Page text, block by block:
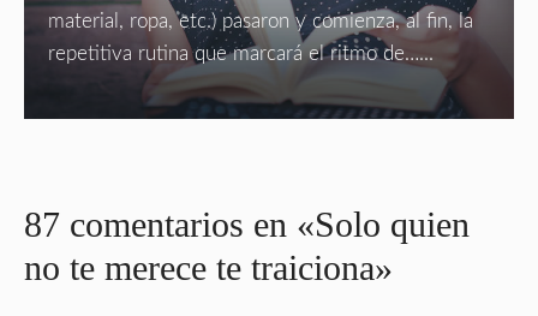
material, ropa, etc.) pasaron y comienza, al fin, la
repetitiva rutina que marcará el ritmo de…...
87 comentarios en «Solo quien
no te merece te traiciona»